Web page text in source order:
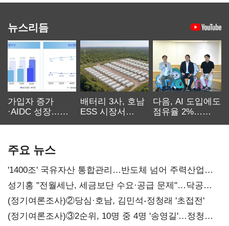
뉴스리듬
가입자 증가
·AIDC 성장…
배터리 3사, 호남
ESS 시장서
다음, AI 도입에도
점유율 2%…
주요 뉴스
'1400조' 국유자산 통합관리…반도체 넘어 주력산업
구조혁신
성기홍 "전월세난, 세금보단 수요·공급 문제"…닥공
시사
(정기여론조사)②당심·호남, 김민석-정청래 '초접전'
(정기여론조사)③2순위, 10명 중 4명 '송영길'…정청래